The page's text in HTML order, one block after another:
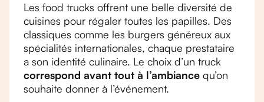
Les food trucks offrent une belle diversité de
cuisines pour régaler toutes les papilles. Des
classiques comme les burgers généreux aux
spécialités internationales, chaque prestataire
a son identité culinaire. Le choix d’un truck
correspond avant tout à l’ambiance qu’on
souhaite donner à l’événement.